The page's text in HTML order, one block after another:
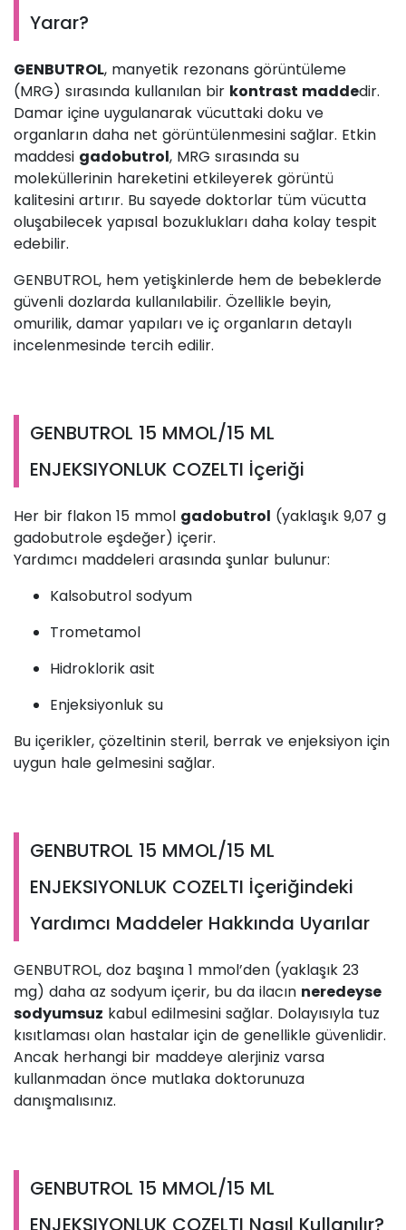
Yarar?
GENBUTROL, manyetik rezonans görüntüleme
(MRG) sırasında kullanılan bir kontrast maddedir.
Damar içine uygulanarak vücuttaki doku ve
organların daha net görüntülenmesini sağlar. Etkin
maddesi gadobutrol, MRG sırasında su
moleküllerinin hareketini etkileyerek görüntü
kalitesini artırır. Bu sayede doktorlar tüm vücutta
oluşabilecek yapısal bozuklukları daha kolay tespit
edebilir.
GENBUTROL, hem yetişkinlerde hem de bebeklerde
güvenli dozlarda kullanılabilir. Özellikle beyin,
omurilik, damar yapıları ve iç organların detaylı
incelenmesinde tercih edilir.
GENBUTROL 15 MMOL/15 ML
ENJEKSIYONLUK COZELTI İçeriği
Her bir flakon 15 mmol gadobutrol (yaklaşık 9,07 g
gadobutrole eşdeğer) içerir.
Yardımcı maddeleri arasında şunlar bulunur:
Kalsobutrol sodyum
Trometamol
Hidroklorik asit
Enjeksiyonluk su
Bu içerikler, çözeltinin steril, berrak ve enjeksiyon için
uygun hale gelmesini sağlar.
GENBUTROL 15 MMOL/15 ML
ENJEKSIYONLUK COZELTI İçeriğindeki
Yardımcı Maddeler Hakkında Uyarılar
GENBUTROL, doz başına 1 mmol’den (yaklaşık 23
mg) daha az sodyum içerir, bu da ilacın neredeyse
sodyumsuz kabul edilmesini sağlar. Dolayısıyla tuz
kısıtlaması olan hastalar için de genellikle güvenlidir.
Ancak herhangi bir maddeye alerjiniz varsa
kullanmadan önce mutlaka doktorunuza
danışmalısınız.
GENBUTROL 15 MMOL/15 ML
ENJEKSIYONLUK COZELTI Nasıl Kullanılır?